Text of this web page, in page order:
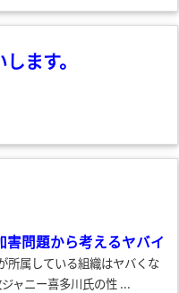
ます。
害問題から考えるヤバイ
所属している組織はヤバくな
ャニー喜多川氏の性 ...